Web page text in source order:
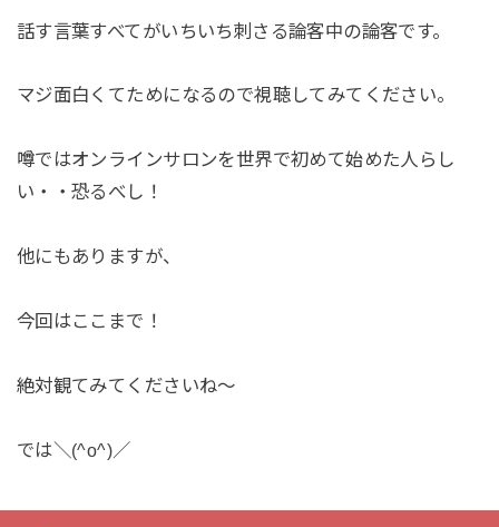
話す言葉すべてがいちいち刺さる論客中の論客です。
マジ面白くてためになるので視聴してみてください。
噂ではオンラインサロンを世界で初めて始めた人らし
い・・恐るべし！
他にもありますが、
今回はここまで！
絶対観てみてくださいね〜
では＼(^o^)／